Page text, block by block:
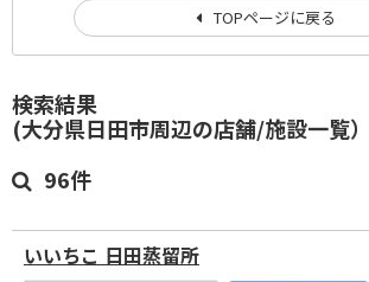
検索結果
(大分県日田市周辺の店舗/施設一覧）
96件
いいちこ 日田蒸留所
TOPページに戻る